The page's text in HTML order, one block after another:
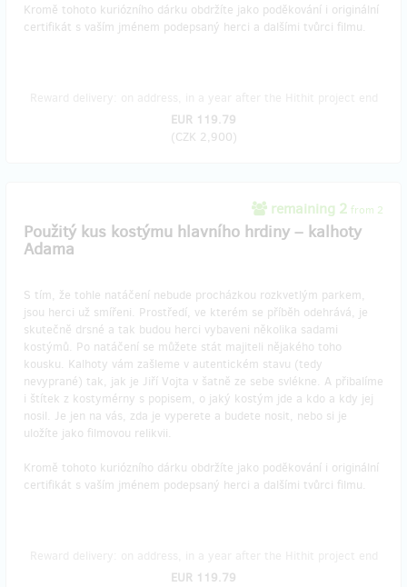
Kromě tohoto kuriózního dárku obdržíte jako poděkování i originální
certifikát s vaším jménem podepsaný herci a dalšími tvůrci filmu.
EUR 119.79
(CZK 2,900)
remaining 2 from 2
Použitý kus kostýmu hlavního hrdiny – kalhoty
Adama
S tím, že tohle natáčení nebude procházkou rozkvetlým parkem,
jsou herci už smířeni. Prostředí, ve kterém se příběh odehrává, je
skutečně drsné a tak budou herci vybaveni několika sadami
kostýmů. Po natáčení se můžete stát majiteli nějakého toho
kousku. Kalhoty vám zašleme v autentickém stavu (tedy
nevyprané) tak, jak je Jiří Vojta v šatně ze sebe svlékne. A přibalíme
i štítek z kostymérny s popisem, o jaký kostým jde a kdo a kdy jej
nosil. Je jen na vás, zda je vyperete a budete nosit, nebo si je
uložíte jako filmovou relikvii.
Kromě tohoto kuriózního dárku obdržíte jako poděkování i originální
certifikát s vaším jménem podepsaný herci a dalšími tvůrci filmu.
EUR 119.79